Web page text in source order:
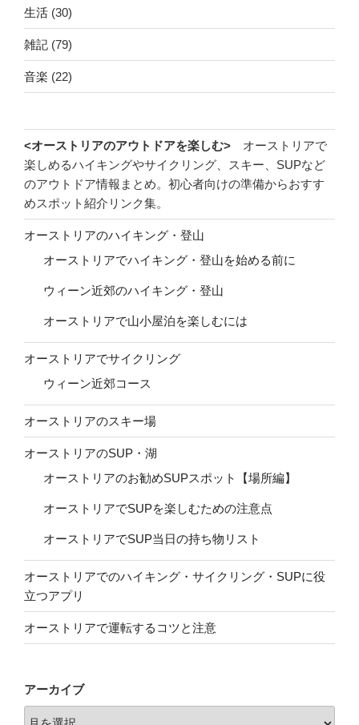
生活 (30)
雑記 (79)
音楽 (22)
<オーストリアのアウトドアを楽しむ> オーストリアで
楽しめるハイキングやサイクリング、スキー、SUPなど
のアウトドア情報まとめ。初心者向けの準備からおすす
めスポット紹介リンク集。
オーストリアのハイキング・登山
オーストリアでハイキング・登山を始める前に
ウィーン近郊のハイキング・登山
オーストリアで山小屋泊を楽しむには
オーストリアでサイクリング
ウィーン近郊コース
オーストリアのスキー場
オーストリアのSUP・湖
オーストリアのお勧めSUPスポット【場所編】
オーストリアでSUPを楽しむための注意点
オーストリアでSUP当日の持ち物リスト
オーストリアでのハイキング・サイクリング・SUPに役
立つアプリ
オーストリアで運転するコツと注意
アーカイブ